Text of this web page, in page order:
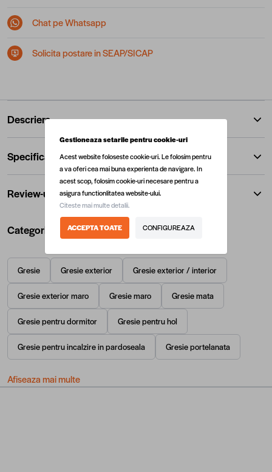
Chat pe Whatsapp
Solicita postare in SEAP/SICAP
Descriere
Specificatii
Review-uri
Categorii utile
Gresie Gresie exterior Gresie exterior / interior
Gresie exterior maro Gresie maro Gresie mata
Gresie pentru dormitor Gresie pentru hol
Gresie pentru incalzire in pardoseala Gresie portelanata
Afiseaza mai multe
Gestioneaza setarile pentru cookie-uri
Acest website foloseste cookie-uri. Le folosim pentru
a va oferi cea mai buna experienta de navigare. In
acest scop, folosim cookie-uri necesare pentru a
asigura functionlitatea website-ului.
Citeste mai multe detalii.
ACCEPTA TOATE CONFIGUREAZA